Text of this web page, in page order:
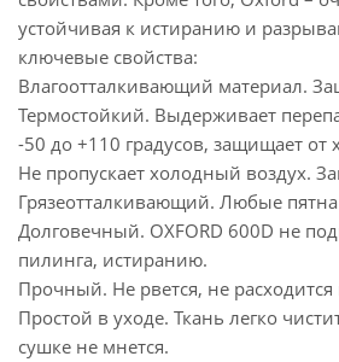
устойчивая к истиранию и
ключевые свойства:
Влагоотталкивающий материал.
Термостойкий. Выдерживает
-50 до +110 градусов, защищает от
Не пропускает холодный воздух.
Грязеотталкивающий. Любые
Долговечный. OXFORD 600D не
пилинга, истиранию.
Прочный. Не рвется, не
Простой в уходе. Ткань легко
сушке не мнется.